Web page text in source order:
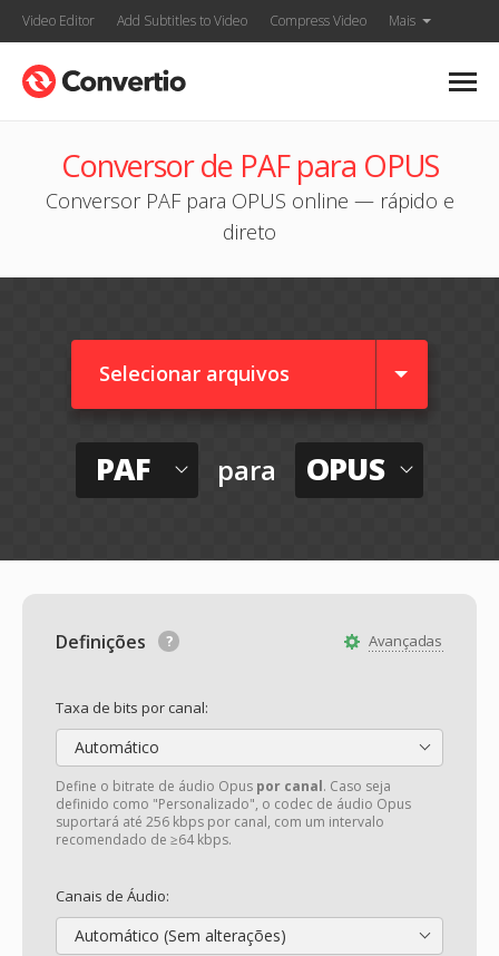
Video Editor Add Subtitles to Video Compress Video Mais
Conversor de PAF para OPUS
Conversor PAF para OPUS online — rápido e
direto
Selecionar arquivos
PAF para OPUS
Avançadas
Definições
Taxa de bits por canal:
Automático
Define o bitrate de áudio Opus por canal. Caso seja
definido como "Personalizado", o codec de áudio Opus
suportará até 256 kbps por canal, com um intervalo
recomendado de ≥64 kbps.
Canais de Áudio:
Automático (Sem alterações)